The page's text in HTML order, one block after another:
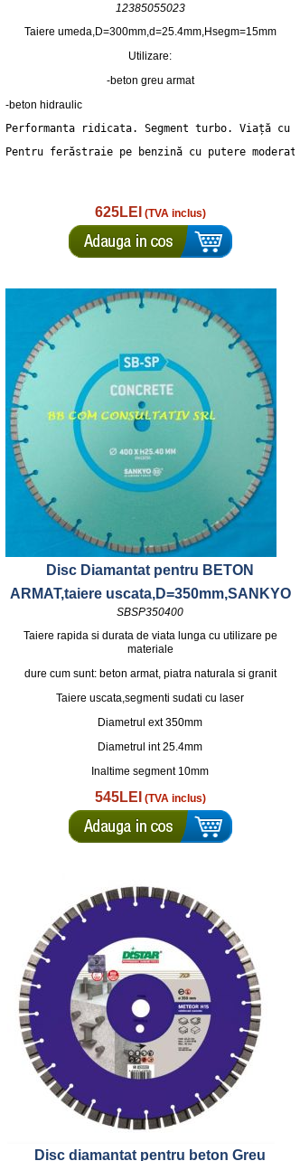
12385055023
Taiere umeda,D=300mm,d=25.4mm,Hsegm=15mm
Utilizare:
-beton greu armat
-beton hidraulic
Performanta ridicata. Segment turbo. Viață
Pentru ferăstraie pe benzină cu putere
625LEI (TVA inclus)
Disc Diamantat pentru BETON
ARMAT,taiere uscata,D=350mm,SANKYO
SBSP350400
Taiere rapida si durata de viata lunga cu utilizare pe
materiale
dure cum sunt: beton armat, piatra naturala si granit
Taiere uscata,segmenti sudati cu laser
Diametrul ext 350mm
Diametrul int 25.4mm
Inaltime segment 10mm
545LEI (TVA inclus)
Disc diamantat pentru beton Greu